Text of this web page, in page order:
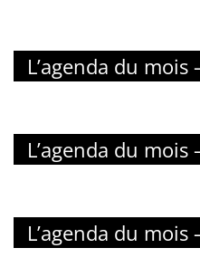
L’agenda du mois
L’agenda du mois
L’agenda du